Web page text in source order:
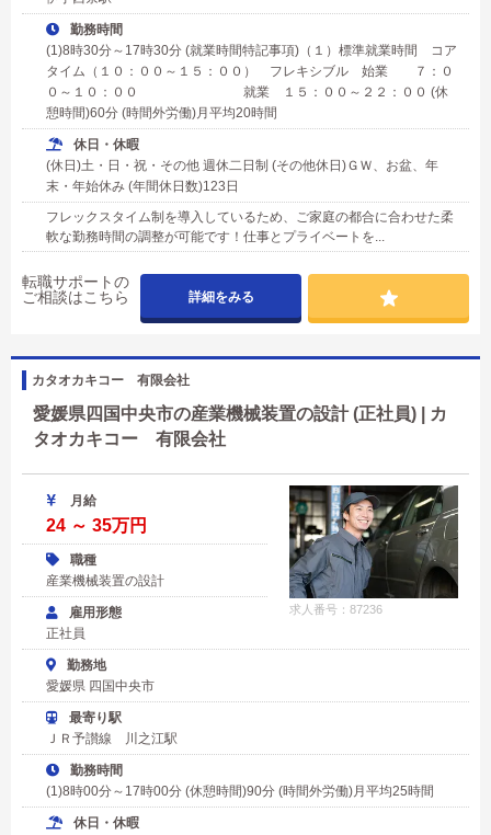
勤務時間
(1)8時30分～17時30分 (就業時間特記事項)（１）標準就業時間 コア
タイム（１０：００～１５：００） フレキシブル 始業 ７：０
０～１０：００ 就業 １５：００～２２：００ (休
憩時間)60分 (時間外労働)月平均20時間
休日・休暇
(休日)土・日・祝・その他 週休二日制 (その他休日)ＧＷ、お盆、年
末・年始休み (年間休日数)123日
フレックスタイム制を導入しているため、ご家庭の都合に合わせた柔
軟な勤務時間の調整が可能です！仕事とプライベートを...
転職サポートの
ご相談はこちら
詳細をみる
カタオカキコー 有限会社
愛媛県四国中央市の産業機械装置の設計 (正社員) | カ
タオカキコー 有限会社
求人番号：87236
月給
24 ～ 35万円
職種
産業機械装置の設計
雇用形態
正社員
勤務地
愛媛県 四国中央市
最寄り駅
ＪＲ予讃線 川之江駅
勤務時間
(1)8時00分～17時00分 (休憩時間)90分 (時間外労働)月平均25時間
休日・休暇